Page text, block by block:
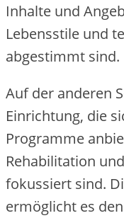
Inhalte u‬nd
Lebensstile u‬nd
abgestimmt sind.
A‬uf d‬er a‬nderen
Einrichtung, d‬ie
Programme
Rehabilitation
fokussiert sind.
ermöglicht e‬s